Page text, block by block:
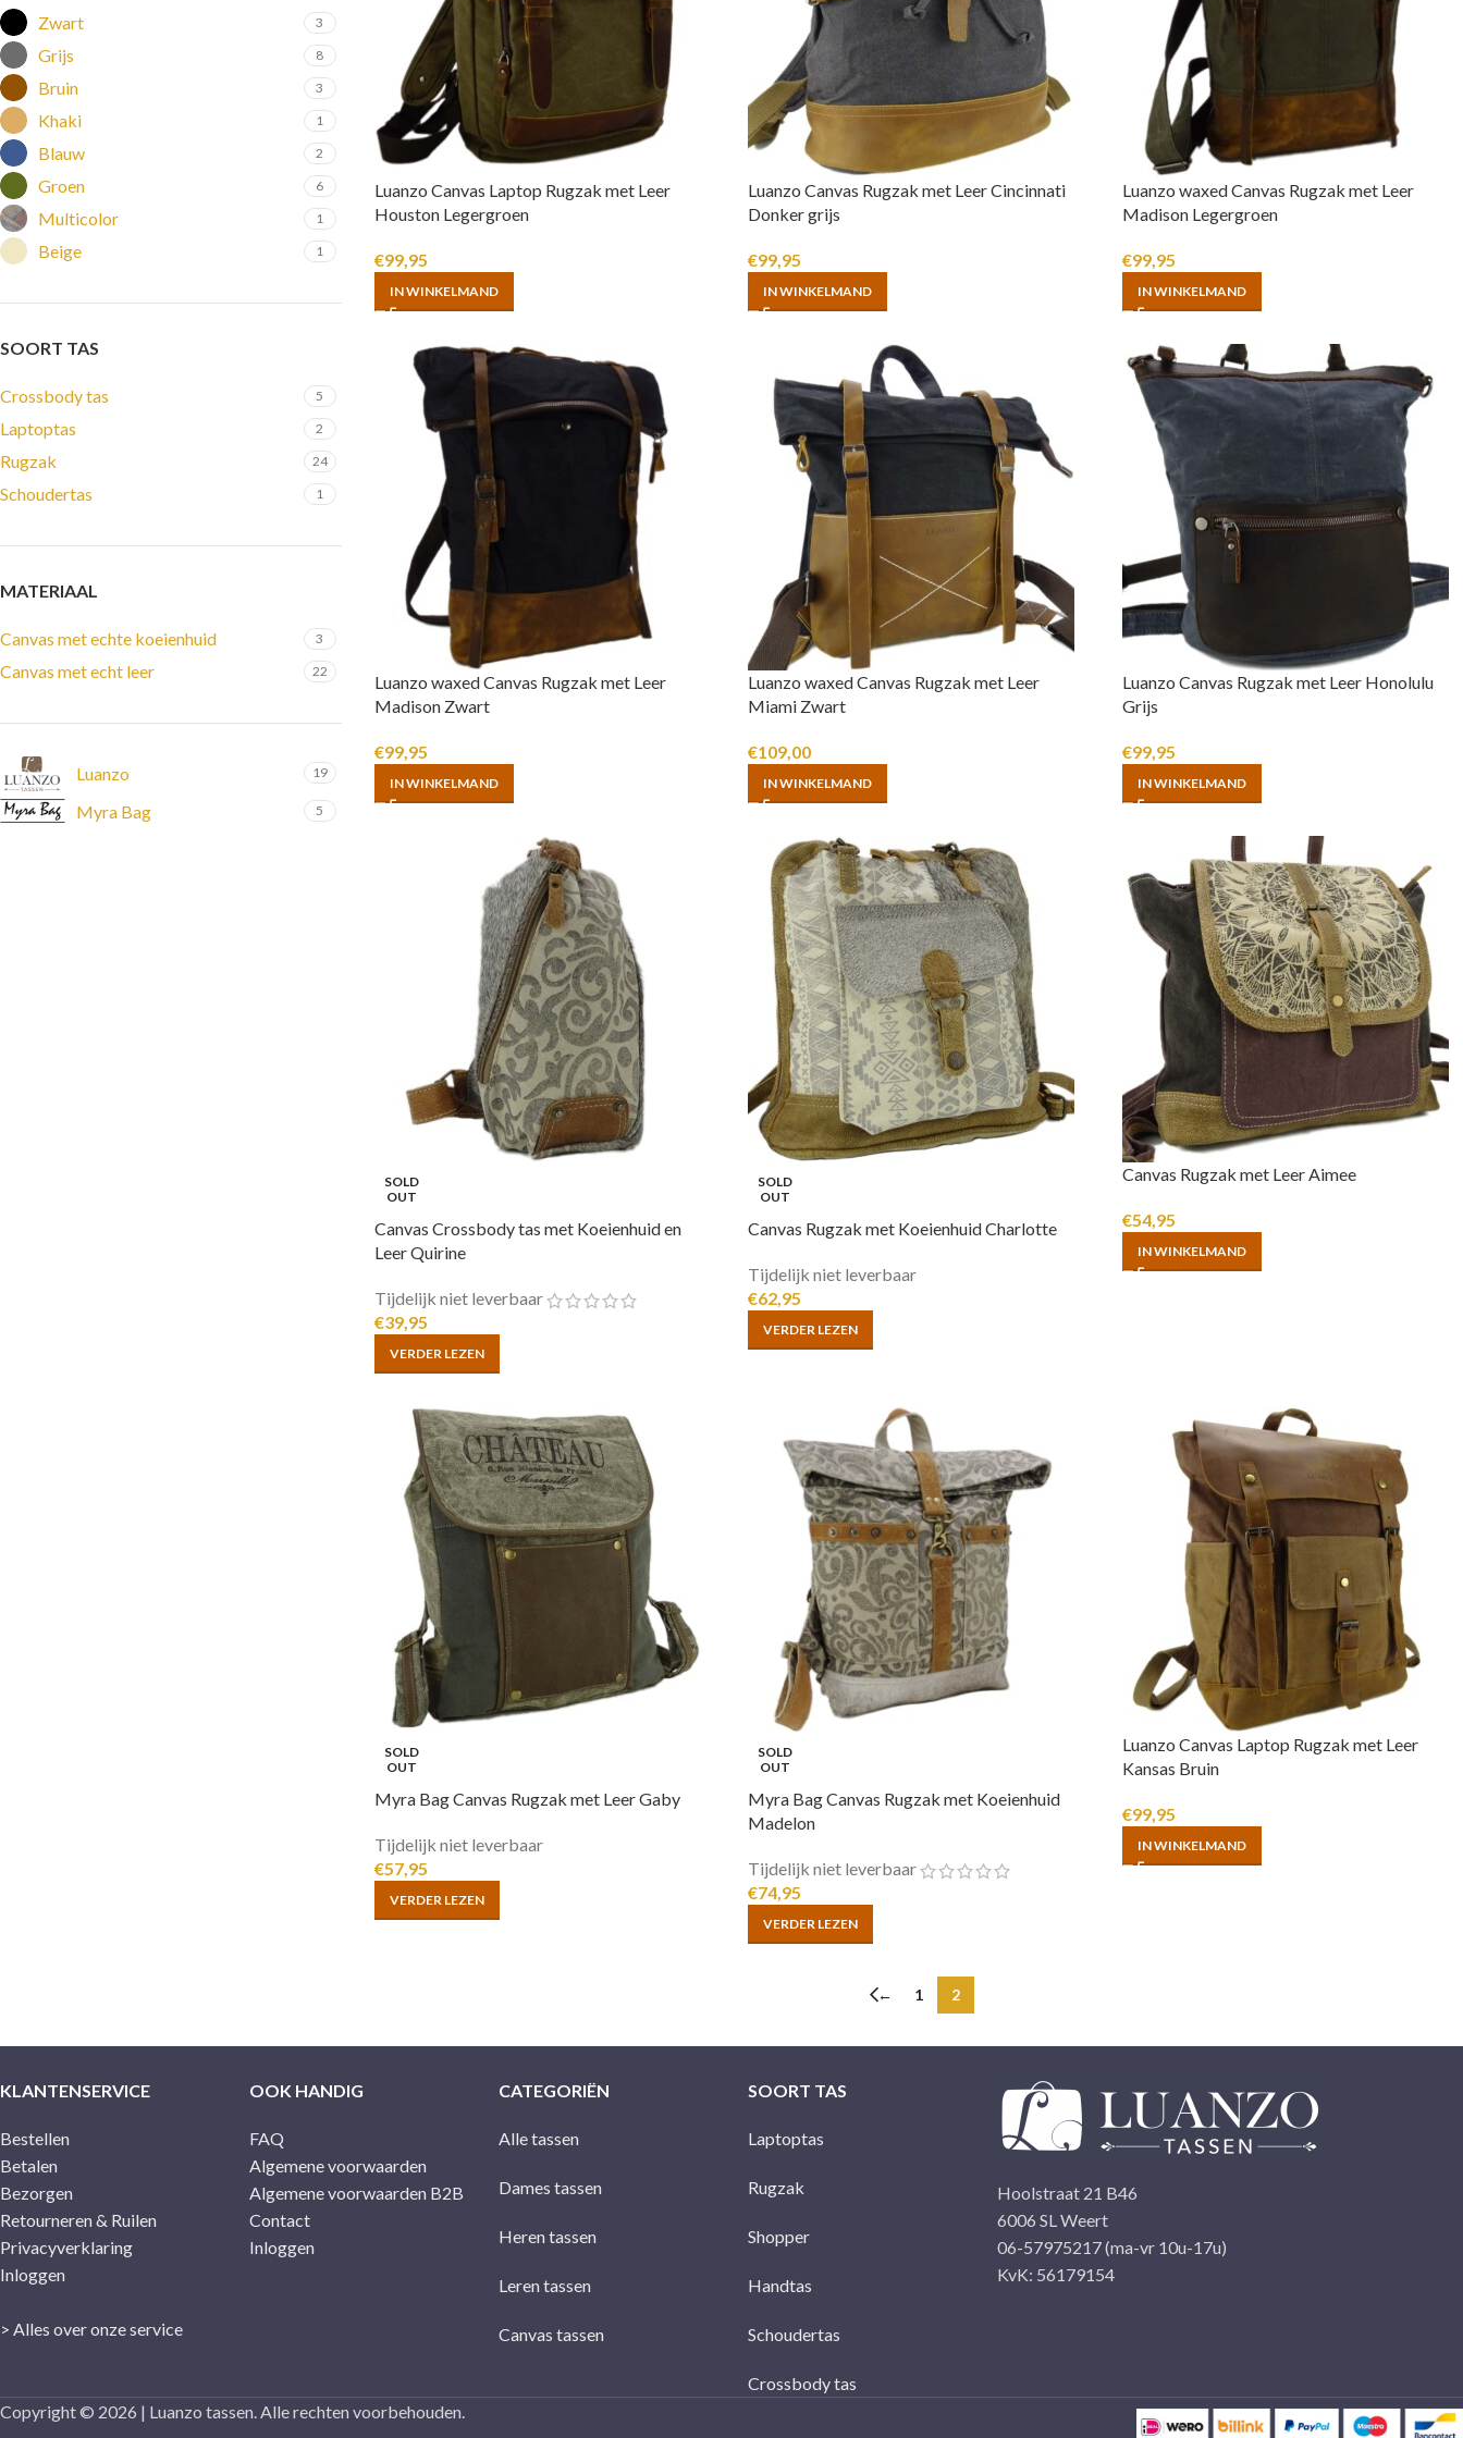
Zwart 3
Grijs 8
Bruin 3
Khaki 1
Blauw 2
Groen 6
Multicolor 1
Beige 1
SOORT TAS
Crossbody tas 5
Laptoptas 2
Rugzak 24
Schoudertas 1
MATERIAAL
Canvas met echte koeienhuid 3
Canvas met echt leer 22
Luanzo 19
Myra Bag 5
Luanzo Canvas Laptop Rugzak met Leer
Houston Legergroen
€99,95
IN WINKELMAND
Luanzo Canvas Rugzak met Leer Cincinnati
Donker grijs
€99,95
IN WINKELMAND
Luanzo waxed Canvas Rugzak met Leer
Madison Legergroen
€99,95
IN WINKELMAND
Luanzo waxed Canvas Rugzak met Leer
Madison Zwart
€99,95
IN WINKELMAND
Luanzo waxed Canvas Rugzak met Leer
Miami Zwart
€109,00
IN WINKELMAND
Luanzo Canvas Rugzak met Leer Honolulu
Grijs
€99,95
IN WINKELMAND
SOLD
OUT
Canvas Crossbody tas met Koeienhuid en
Leer Quirine
Tijdelijk niet leverbaar
€39,95
VERDER LEZEN
SOLD
OUT
Canvas Rugzak met Koeienhuid Charlotte
Tijdelijk niet leverbaar
€62,95
VERDER LEZEN
Canvas Rugzak met Leer Aimee
€54,95
IN WINKELMAND
SOLD
OUT
Myra Bag Canvas Rugzak met Leer Gaby
Tijdelijk niet leverbaar
€57,95
VERDER LEZEN
SOLD
OUT
Myra Bag Canvas Rugzak met Koeienhuid
Madelon
Tijdelijk niet leverbaar
€74,95
VERDER LEZEN
Luanzo Canvas Laptop Rugzak met Leer
Kansas Bruin
€99,95
IN WINKELMAND
← 1 2
KLANTENSERVICE
Bestellen
Betalen
Bezorgen
Retourneren & Ruilen
Privacyverklaring
Inloggen
> Alles over onze service
OOK HANDIG
FAQ
Algemene voorwaarden
Algemene voorwaarden B2B
Contact
Inloggen
CATEGORIËN
Alle tassen
Dames tassen
Heren tassen
Leren tassen
Canvas tassen
SOORT TAS
Laptoptas
Rugzak
Shopper
Handtas
Schoudertas
Crossbody tas
Hoolstraat 21 B46
6006 SL Weert
06-57975217 (ma-vr 10u-17u)
KvK: 56179154
Copyright © 2026 | Luanzo tassen. Alle rechten voorbehouden.